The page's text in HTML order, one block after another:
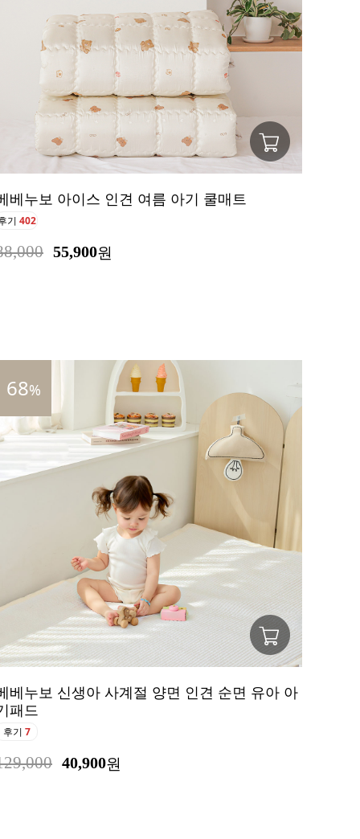
베누보 아이스 인견 여름 아기 쿨매트
기 402
55,900원
68%
베누보 신생아 사계절 양면 인견 순면 유아 아
패드
후기 7
40,900원